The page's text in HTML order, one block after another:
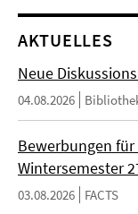
AKTUELLES
Neue
04.08.2026
Bewerbungen für
Wintersemester
03.08.2026 FACTS